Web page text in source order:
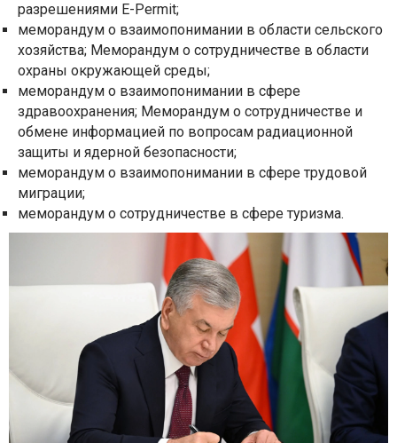
разрешениями E-Permit;
меморандум о взаимопонимании в области сельского
хозяйства; Меморандум о сотрудничестве в области
охраны окружающей среды;
меморандум о взаимопонимании в сфере
здравоохранения; Меморандум о сотрудничестве и
обмене информацией по вопросам радиационной
защиты и ядерной безопасности;
меморандум о взаимопонимании в сфере трудовой
миграции;
меморандум о сотрудничестве в сфере туризма.